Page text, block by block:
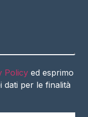
Policy ed esprimo
dati per le finalità